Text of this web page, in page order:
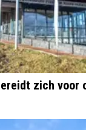
zich voor